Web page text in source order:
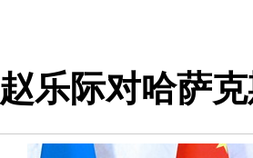
赵乐际对哈萨